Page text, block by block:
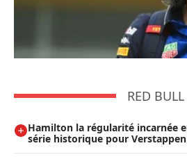
RED BULL
Hamilton la régularité incarnée
série historique pour